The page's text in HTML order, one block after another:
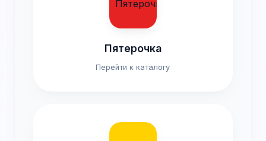
Пятерочка
Перейти к каталогу